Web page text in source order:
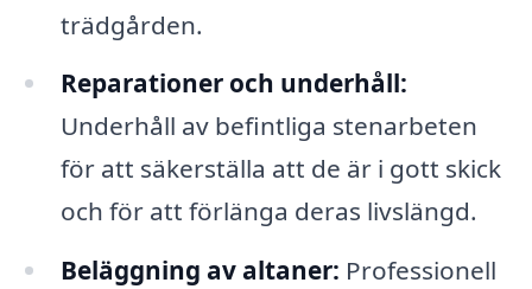
trädgården.
Reparationer och underhåll:
Underhåll av befintliga stenarbeten
för att säkerställa att de är i gott skick
och för att förlänga deras livslängd.
Beläggning av altaner: Professionell